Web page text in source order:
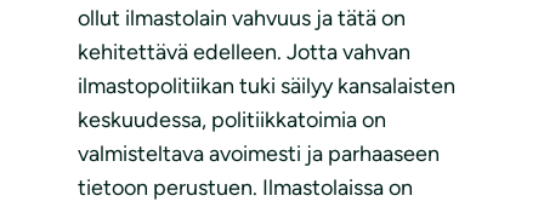
ollut ilmastolain vahvuus ja tätä on
kehitettävä edelleen. Jotta vahvan
ilmastopolitiikan tuki säilyy kansalaisten
keskuudessa, politiikkatoimia on
valmisteltava avoimesti ja parhaaseen
tietoon perustuen. Ilmastolaissa on